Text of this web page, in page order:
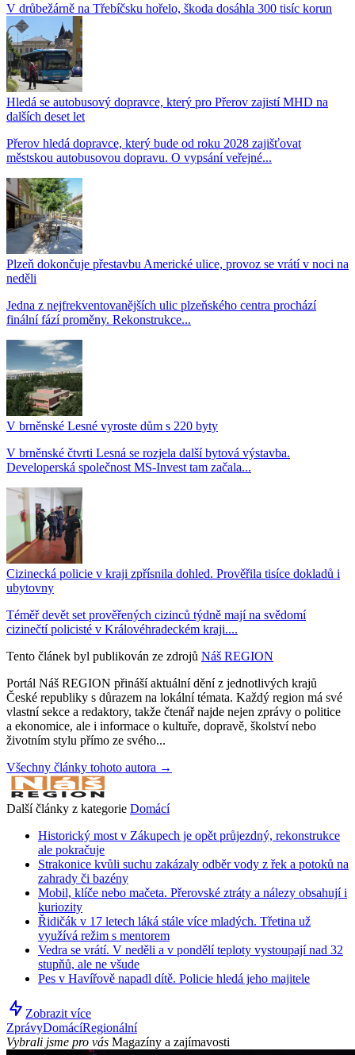
V drůbežárně na Třebíčsku hořelo, škoda dosáhla 300 tisíc korun
Hledá se autobusový dopravce, který pro Přerov zajistí MHD na
dalších deset let
Přerov hledá dopravce, který bude od roku 2028 zajišťovat
městskou autobusovou dopravu. O vypsání veřejné...
Plzeň dokončuje přestavbu Americké ulice, provoz se vrátí v noci na
neděli
Jedna z nejfrekventovanějších ulic plzeňského centra prochází
finální fází proměny. Rekonstrukce...
V brněnské Lesné vyroste dům s 220 byty
V brněnské čtvrti Lesná se rozjela další bytová výstavba.
Developerská společnost MS-Invest tam začala...
Cizinecká policie v kraji zpřísnila dohled. Prověřila tisíce dokladů i
ubytovny
Téměř devět set prověřených cizinců týdně mají na svědomí
cizinečtí policisté v Královéhradeckém kraji....
Tento článek byl publikován ze zdrojů Náš REGION
Portál Náš REGION přináší aktuální dění z jednotlivých krajů
České republiky s důrazem na lokální témata. Každý region má své
vlastní sekce a redaktory, takže čtenář najde nejen zprávy o politice
a ekonomice, ale i informace o kultuře, dopravě, školství nebo
životním stylu přímo ze svého...
Všechny články tohoto autora →
Další články z kategorie Domácí
Historický most v Zákupech je opět průjezdný, rekonstrukce
ale pokračuje
Strakonice kvůli suchu zakázaly odběr vody z řek a potoků na
zahrady či bazény
Mobil, klíče nebo mačeta. Přerovské ztráty a nálezy obsahují i
kuriozity
Řidičák v 17 letech láká stále více mladých. Třetina už
využívá režim s mentorem
Vedra se vrátí. V neděli a v pondělí teploty vystoupají nad 32
stupňů, ale ne všude
Pes v Havířově napadl dítě. Policie hledá jeho majitele
Zobrazit více
ZprávyDomácíRegionální
Vybrali jsme pro vás Magazíny a zajímavosti